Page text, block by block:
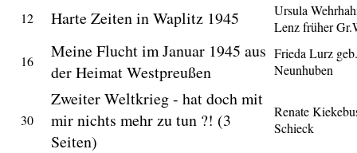
12
Harte Zeiten in Waplitz 1945
Ursula
Lenz früher
16
Meine Flucht im Januar 1945 aus
der Heimat Westpreußen
Frieda Lurz
Neunhuben
30
Zweiter Weltkrieg - hat doch mit
mir nichts mehr zu tun ?! (3
Seiten)
Renate
Schieck